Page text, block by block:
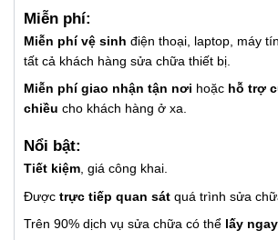
Miễn phí:
Miễn phí vệ sinh điện thoại, laptop, máy
tất cả khách hàng sửa chữa thiết bị.
Miễn phí giao nhận tận nơi hoặc hỗ trợ
chiều cho khách hàng ở xa.
Nổi bật:
Tiết kiệm, giá công khai.
Được trực tiếp quan sát quá trình sửa
Trên 90% dịch vụ sửa chữa có thể lấy